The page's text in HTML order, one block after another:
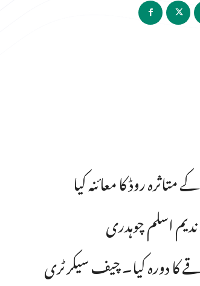
ندیم اسلم چوہدری
کا دورہ کیا۔ چیف سیکرٹری